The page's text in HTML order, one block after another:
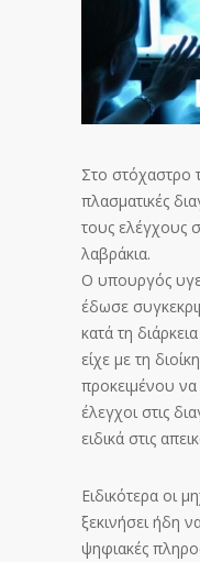
Στο στόχαστρο
πλασματικές
τους ελέγχους
λαβράκια.
Ο υπουργός
έδωσε
κατά τη
είχε με τη
προκειμένου
έλεγχοι στις
ειδικά στις
Ειδικότερα οι
ξεκινήσει ήδη
ψηφιακές